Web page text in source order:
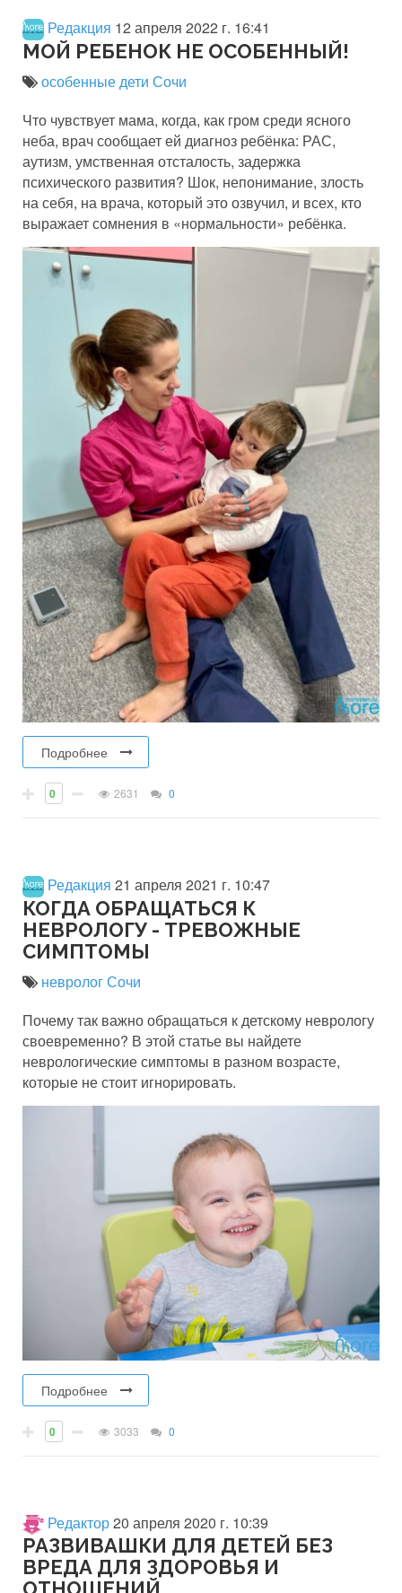
Редакция 12 апреля 2022 г. 16:41
МОЙ РЕБЕНОК НЕ ОСОБЕННЫЙ!
особенные дети Сочи
Что чувствует мама, когда, как гром среди ясного
неба, врач сообщает ей диагноз ребёнка: РАС,
аутизм, умственная отсталость, задержка
психического развития? Шок, непонимание, злость
на себя, на врача, который это озвучил, и всех, кто
выражает сомнения в «нормальности» ребёнка.
Подробнее
0 2631 0
Редакция 21 апреля 2021 г. 10:47
КОГДА ОБРАЩАТЬСЯ К
НЕВРОЛОГУ - ТРЕВОЖНЫЕ
СИМПТОМЫ
невролог Сочи
Почему так важно обращаться к детскому неврологу
своевременно? В этой статье вы найдете
неврологические симптомы в разном возрасте,
которые не стоит игнорировать.
Подробнее
0 3033 0
Редактор20 апреля 2020 г. 10:39
РАЗВИВАШКИ ДЛЯ ДЕТЕЙ БЕЗ
ВРЕДА ДЛЯ ЗДОРОВЬЯ И